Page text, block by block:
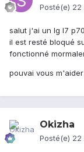
Posté(e) 22
salut j'ai un lg l7
il est resté bloqué
fonctionné
pouvai vous
Okizha
Posté(e) 22